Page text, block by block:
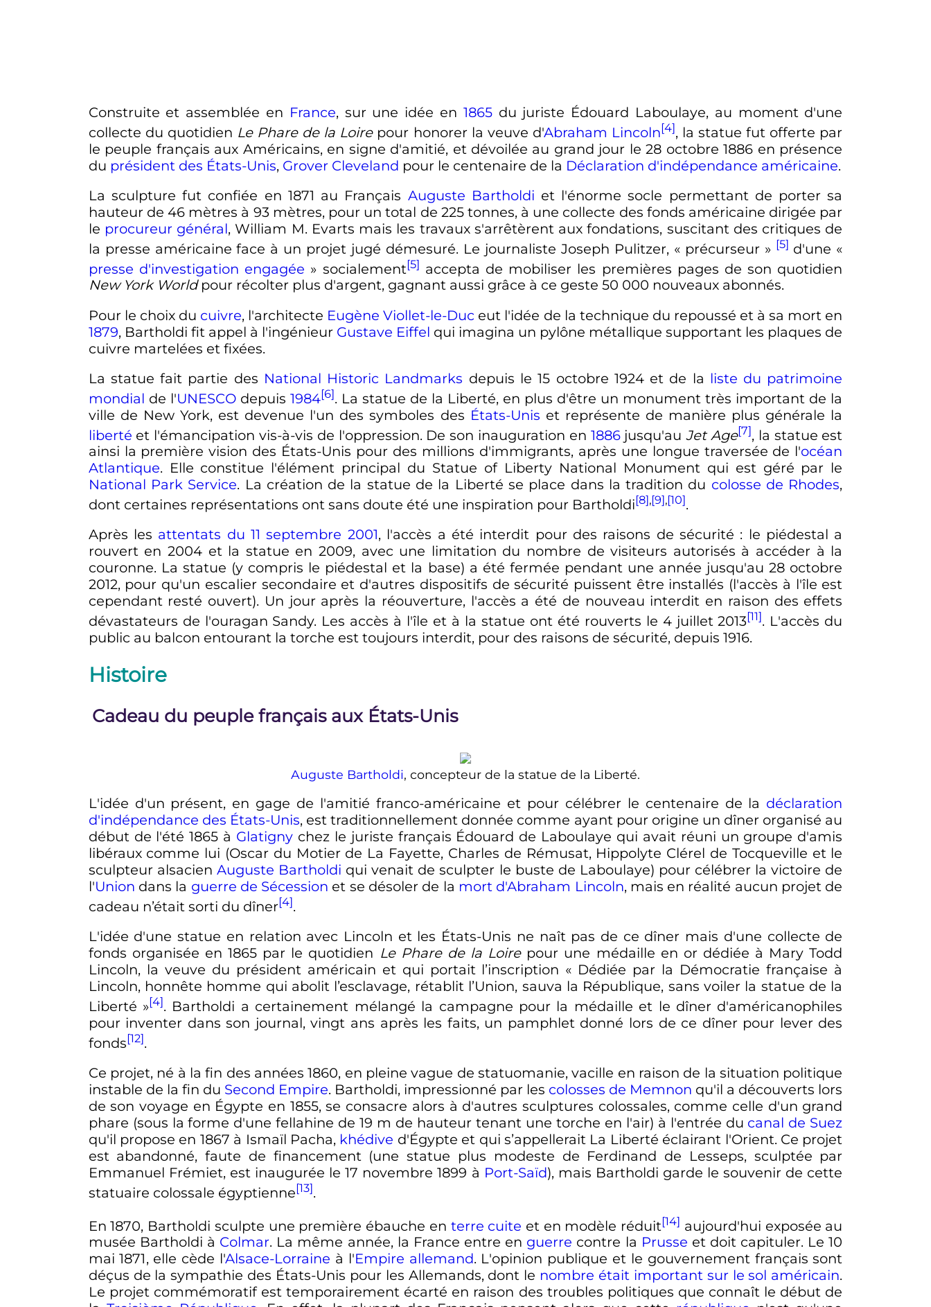
Construite et assemblée en France, sur une idée en 1865du juriste Édouard Laboulaye, au moment d'une
collecte du quotidien Le Phare de la Loirepour honorer la veuve d'Abraham Lincoln[4], la statue fut offerte par
le peuple français aux Américains, en signe d'amitié, et dévoilée au grand jour le28 octobre 1886 en présence
du président des États-Unis, Grover Cleveland pour le centenaire de la Déclaration d'indépendance américaine.
La sculpture fut confiée en 1871 au Français Auguste Bartholdi et l'énorme socle permettant de porter sa
hauteur de46 mètres à 93 mètres, pour un total de 225 tonnes, à une collecte des fonds américaine dirigée par
le procureur général, William M. Evarts mais les travaux s'arrêtèrent aux fondations, suscitant des critiques de
la presse américaine face à un projet jugé démesuré. Le journaliste Joseph Pulitzer, « précurseur » [5] d'une «
presse d'investigation engagée » socialement[5] accepta de mobiliser les premières pages de son quotidien
New York Worldpour récolter plus d'argent, gagnant aussi grâce à ce geste 50 000 nouveauxabonnés.
Pour le choix du cuivre, l'architecte Eugène Viollet-le-Duc eut l'idée de la technique du repoussé et à sa mort en
1879, Bartholdi fit appel à l'ingénieur Gustave Eiffel qui imagina un pylône métallique supportant les plaques de
cuivre martelées et fixées.
La statue fait partie des National Historic Landmarks depuis le15 octobre 1924et de la liste du patrimoine
mondial de l'UNESCOdepuis 1984[6]. La statue de la Liberté, en plus d'être un monument très important de la
ville de New York, est devenue l'un des symboles des États-Unis et représente de manière plus générale la
liberté et l'émancipation vis-à-vis de l'oppression. De son inauguration en 1886jusqu'auJet Age[7], la statue est
ainsi la première vision des États-Unis pour des millions d'immigrants, après une longue traversée de l'océan
Atlantique. Elle constitue l'élément principal du Statue of Liberty National Monument qui est géré par le
National Park Service. La création de la statue de la Liberté se place dans la tradition du colosse de Rhodes,
dont certaines représentations ont sans doute été une inspiration pour Bartholdi[8],[9],[10].
Après les attentats du 11 septembre 2001, l'accès a été interdit pour des raisons de sécurité : le piédestal a
rouvert en 2004 et la statue en 2009, avec une limitation du nombre de visiteurs autorisés à accéder à la
couronne. La statue (y compris le piédestal et la base) a été fermée pendant une année jusqu'au28 octobre
2012, pour qu'un escalier secondaire et d'autres dispositifs de sécurité puissent être installés (l'accès à l'île est
cependant resté ouvert). Un jour après la réouverture, l'accès a été de nouveau interdit en raison des effets
dévastateurs de l'ouragan Sandy. Les accès à l'île et à la statue ont été rouverts le 4 juillet 2013[11]. L'accès du
public au balcon entourant la torche est toujours interdit, pour des raisons de sécurité, depuis 1916.
Histoire
Cadeau du peuple français aux États-Unis
Auguste Bartholdi, concepteur de la statue de la Liberté.
L'idée d'un présent, en gage de l'amitié franco-américaine et pour célébrer le centenaire de la déclaration
d'indépendance des États-Unis, est traditionnellement donnée comme ayant pour origine un dîner organisé au
début de l'été 1865 à Glatigny chez le juriste français Édouard de Laboulaye qui avait réuni un groupe d'amis
libéraux comme lui (Oscar du Motier de La Fayette, Charles de Rémusat, Hippolyte Clérel de Tocqueville et le
sculpteur alsacien Auguste Bartholdi qui venait de sculpter le buste de Laboulaye) pour célébrer la victoire de
l'Union dans la guerre de Sécession et se désoler de la mort d'Abraham Lincoln, mais en réalité aucun projet de
cadeau n’était sorti du dîner[4].
L'idée d'une statue en relation avec Lincoln et les États-Unis ne naît pas de ce dîner mais d'une collecte de
fonds organisée en 1865 par le quotidien Le Phare de la Loirepour une médaille en or dédiée à Mary Todd
Lincoln, la veuve du président américain et qui portait l’inscription « Dédiée par la Démocratie française à
Lincoln, honnête homme qui abolit l’esclavage, rétablit l’Union, sauva la République, sans voiler la statue de la
Liberté »[4]. Bartholdi a certainement mélangé la campagne pour la médaille et le dîner d'américanophiles
pour inventer dans son journal, vingt ans après les faits, un pamphlet donné lors de ce dîner pour lever des
fonds[12].
Ce projet, né à la fin des années 1860, en pleine vague de statuomanie, vacille en raison de la situation politique
instable de la fin du Second Empire. Bartholdi, impressionné par les colosses de Memnon qu'il a découverts lors
de son voyage en Égypte en 1855, se consacre alors à d'autres sculptures colossales, comme celle d'un grand
phare (sous la forme d'une fellahine de19 m de hauteur tenant une torche en l'air) à l'entrée du canal de Suez
qu'il propose en 1867 à Ismaïl Pacha, khédive d'Égypte et qui s’appellerait La Liberté éclairant l'Orient. Ce projet
est abandonné, faute de financement (une statue plus modeste de Ferdinand de Lesseps, sculptée par
Emmanuel Frémiet, est inaugurée le17 novembre 1899 à Port-Saïd), mais Bartholdi garde le souvenir de cette
statuaire colossale égyptienne[13].
En 1870, Bartholdi sculpte une première ébauche en terre cuite et en modèle réduit[14] aujourd'hui exposée au
musée Bartholdi à Colmar. La même année, la France entre en guerre contre la Prusse et doit capituler. Le10
mai 1871, elle cède l'Alsace-Lorraine à l'Empire allemand. L'opinion publique et le gouvernement français sont
déçus de la sympathie des États-Unis pour les Allemands, dont le nombre était important sur le sol américain.
Le projet commémoratif est temporairement écarté en raison des troubles politiques que connaît le début de